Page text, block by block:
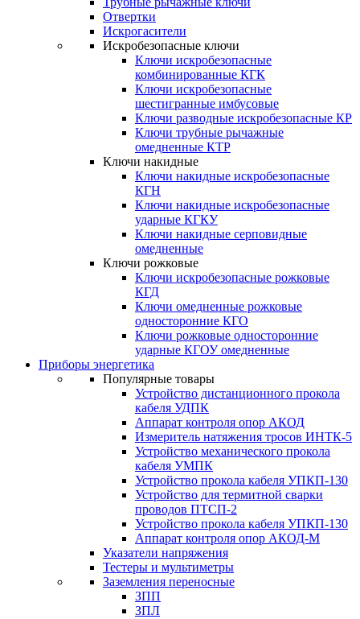
Отвертки
Искрогасители
Искробезопасные ключи
Ключи искробезопасные
комбинированные КГК
Ключи искробезопасные
шестигранные имбусовые
Ключи разводные искробезопасные КР
Ключи трубные рычажные
омедненные КТР
Ключи накидные
Ключи накидные искробезопасные
КГН
Ключи накидные искробезопасные
ударные КГКУ
Ключи накидные серповидные
омедненные
Ключи рожковые
Ключи искробезопасные рожковые
КГД
Ключи омедненные рожковые
односторонние КГО
Ключи рожковые односторонние
ударные КГОУ омедненные
Приборы энергетика
Популярные товары
Устройство дистанционного прокола
кабеля УДПК
Аппарат контроля опор АКОД
Измеритель натяжения тросов ИНТК-5
Устройство механического прокола
кабеля УМПК
Устройство прокола кабеля УПКП-130
Устройство для термитной сварки
проводов ПТСП-2
Устройство прокола кабеля УПКП-130
Аппарат контроля опор АКОД-М
Указатели напряжения
Тестеры и мультиметры
Заземления переносные
ЗПП
ЗПЛ